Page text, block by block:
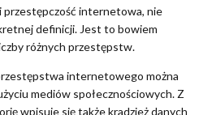
przestępczość internetowa, nie
definicji. Jest to bowiem
różnych przestępstw.
internetowego można
mediów społecznościowych. Z
wpisuje się także kradzież danych